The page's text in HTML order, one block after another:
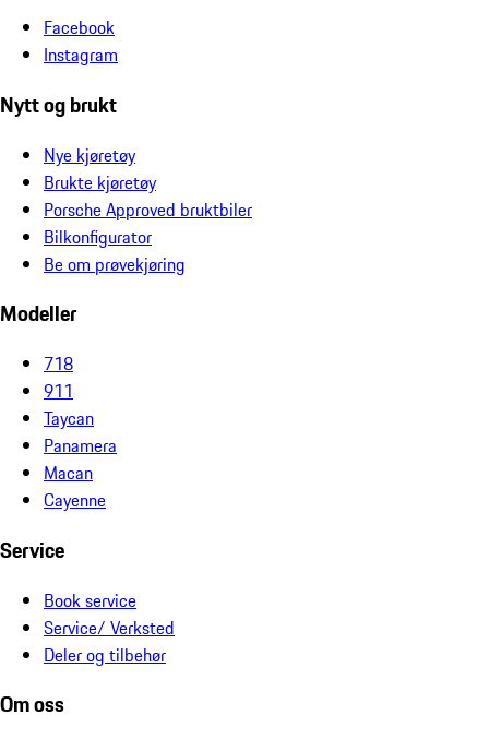
Facebook
Instagram
Nytt og brukt
Nye kjøretøy
Brukte kjøretøy
Porsche Approved bruktbiler
Bilkonfigurator
Be om prøvekjøring
Modeller
718
911
Taycan
Panamera
Macan
Cayenne
Service
Book service
Service/ Verksted
Deler og tilbehør
Om oss